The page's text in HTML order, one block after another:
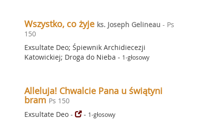
Wszystko, co żyje ks. Joseph Gelineau - Ps
150
Exsultate Deo; Śpiewnik Archidiecezji
Katowickiej; Droga do Nieba - 1-głosowy
Alleluja! Chwalcie Pana u świątyni
bramPs 150
Exsultate Deo - - 1-głosowy